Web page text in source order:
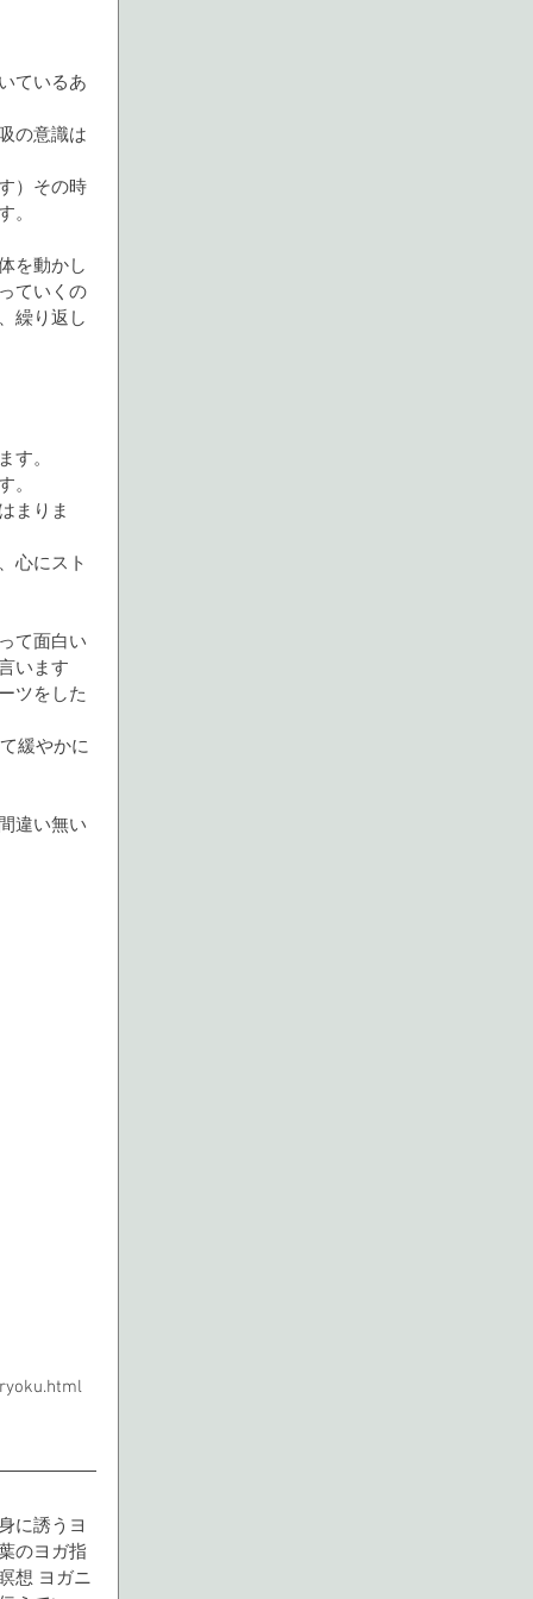
ているあ
の意識は
）その時
。
を動かし
ていくの
繰り返し
す。
。
まりま
心にスト
て面白い
います
ツをした
緩やかに
違い無い
に誘うヨ
のヨガ指
想 ヨガニ